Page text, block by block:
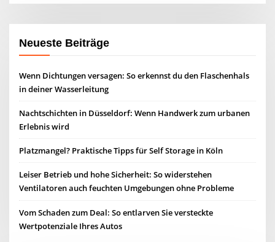
Neueste Beiträge
Wenn Dichtungen versagen: So erkennst du den Flaschenhals
in deiner Wasserleitung
Nachtschichten in Düsseldorf: Wenn Handwerk zum urbanen
Erlebnis wird
Platzmangel? Praktische Tipps für Self Storage in Köln
Leiser Betrieb und hohe Sicherheit: So widerstehen
Ventilatoren auch feuchten Umgebungen ohne Probleme
Vom Schaden zum Deal: So entlarven Sie versteckte
Wertpotenziale Ihres Autos